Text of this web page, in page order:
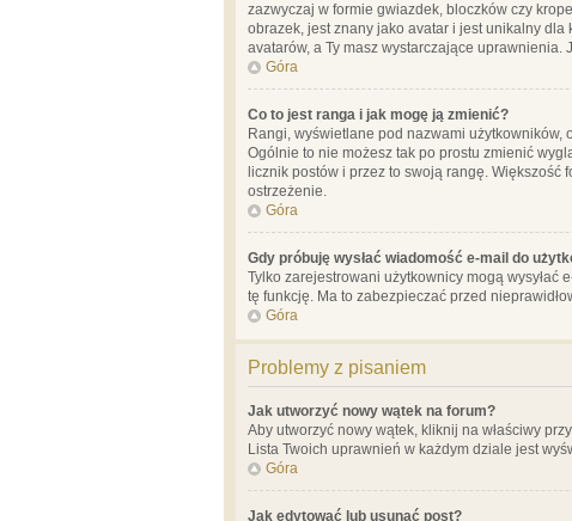
zazwyczaj w formie gwiazdek, bloczków czy
obrazek, jest znany jako avatar i jest unikalny dla
avatarów, a Ty masz wystarczające
Góra
Co to jest ranga i jak mogę ją zmienić?
Rangi, wyświetlane pod nazwami użytkowników,
Ogólnie to nie możesz tak po prostu zmienić
licznik postów i przez to swoją rangę.
ostrzeżenie.
Góra
Gdy próbuję wysłać wiadomość e-mail do
Tylko zarejestrowani użytkownicy mogą wysyłać
tę funkcję. Ma to zabezpieczać przed
Góra
Problemy z pisaniem
Jak utworzyć nowy wątek na forum?
Aby utworzyć nowy wątek, kliknij na właściwy
Lista Twoich uprawnień w każdym dziale jest
Góra
Jak edytować lub usunąć post?